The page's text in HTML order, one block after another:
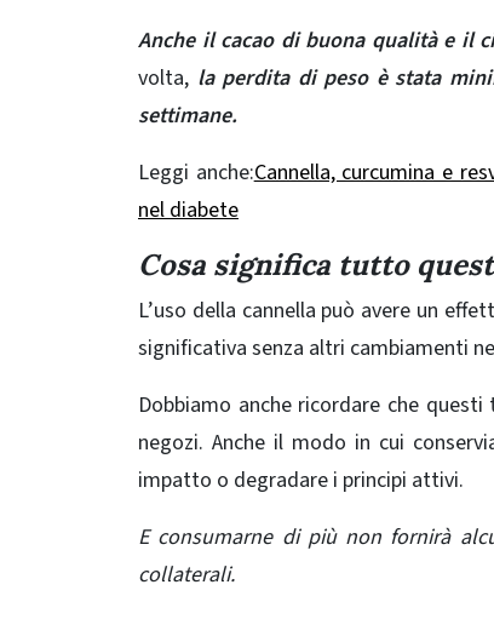
Anche il cacao di buona qualità e il
volta, la perdita di peso è stata
settimane.
Leggi anche:Cannella, curcumina e
nel diabete
Cosa significa tutto
L’uso della cannella può avere un
significativa senza altri cambiamenti
Dobbiamo anche ricordare che
negozi. Anche il modo in cui
impatto o degradare i principi attivi.
E consumarne di più non fornirà
collaterali.